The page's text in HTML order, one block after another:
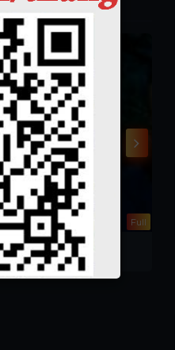
Vietsub - HD
Full
Buồn Ơi, Chào Mi
Bonjour Tristesse